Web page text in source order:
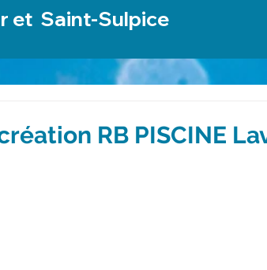
et Saint-Sulpice
RB PISCINE